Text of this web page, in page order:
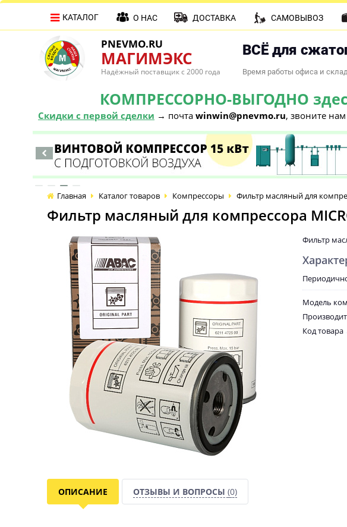
PNEVMO.RU
МАГИМЭКС
Надёжный поставщик с 2000 года
ВСЁ для
Время работы офиса и
КОМПРЕССОРНО-ВЫГОДНО
Скидки с первой сделки → почта winwin@pnevmo.ru, звоните нам
КАТАЛОГ О НАС ДОСТАВКА САМОВЫВОЗ
Главная Каталог товаров Компрессоры Фильтр масляный для
Фильтр масляный для компрессора
Фильтр
Модель
Код товара
ОПИСАНИЕ ОТЗЫВЫ И ВОПРОСЫ (0)